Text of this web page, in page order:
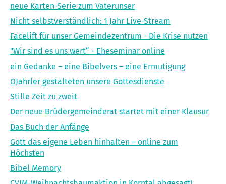
neue Karten-Serie zum Vaterunser
Nicht selbstverständlich: 1 Jahr Live-Stream
Facelift für unser Gemeindezentrum - Die Krise nutzen
"Wir sind es uns wert“ - Eheseminar online
ein Gedanke – eine Bibelvers – eine Ermutigung
OJahrler gestalteten unsere Gottesdienste
Stille Zeit zu zweit
Der neue Brüdergemeinderat startet mit einer Klausur
Das Buch der Anfänge
Gott das eigene Leben hinhalten – online zum
Höchsten
Bibel Memory